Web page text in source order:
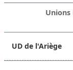
UD de l'Ariège